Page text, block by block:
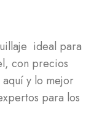
ideal para
con precios
y lo mejor
para los